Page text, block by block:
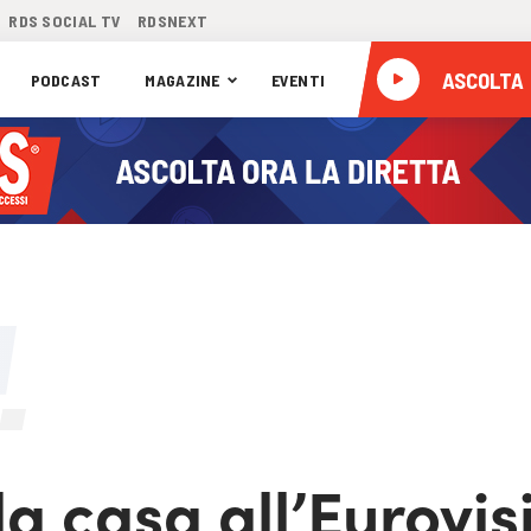
RDS SOCIAL TV RDSNEXT
PODCAST MAGAZINE EVENTI ASCOLTA
casa